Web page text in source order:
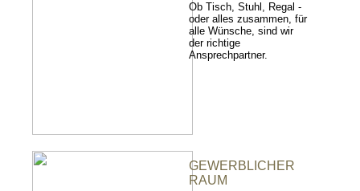
Ob Tisch, Stuhl, Regal -
oder alles zusammen, für
alle Wünsche, sind wir
der richtige
Ansprechpartner.
GEWERBLICHER
RAUM